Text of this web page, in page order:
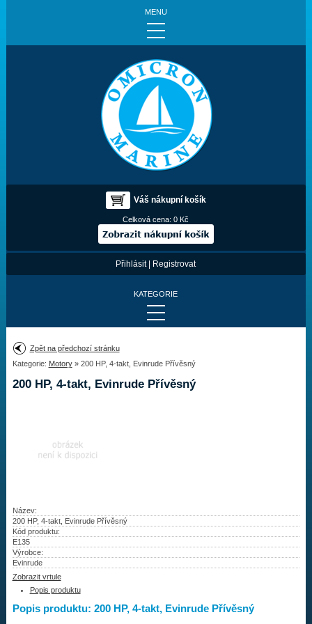
MENU
Váš nákupní košík
Celková cena:0 Kč
Přihlásit| Registrovat
KATEGORIE
Provedení:
Výrobce:
Najít vrtuli
Vrtule
Redukční pouzdra XHS
Kontakty
Aktuality
Zpět na předchozí stránku
Kategorie: Motory» 200 HP, 4-takt, Evinrude Přívěsný
200 HP, 4-takt, Evinrude Přívěsný
Název:
200 HP, 4-takt, Evinrude Přívěsný
Kód produktu:
E135
Výrobce:
Evinrude
Zobrazit vrtule
Popis produktu
Popis produktu: 200 HP, 4-takt, Evinrude Přívěsný